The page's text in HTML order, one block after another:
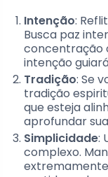
Intenção:
Busca paz
concentração
intenção
Tradição: Se
tradição
que esteja
aprofundar
Simplicidade:
complexo.